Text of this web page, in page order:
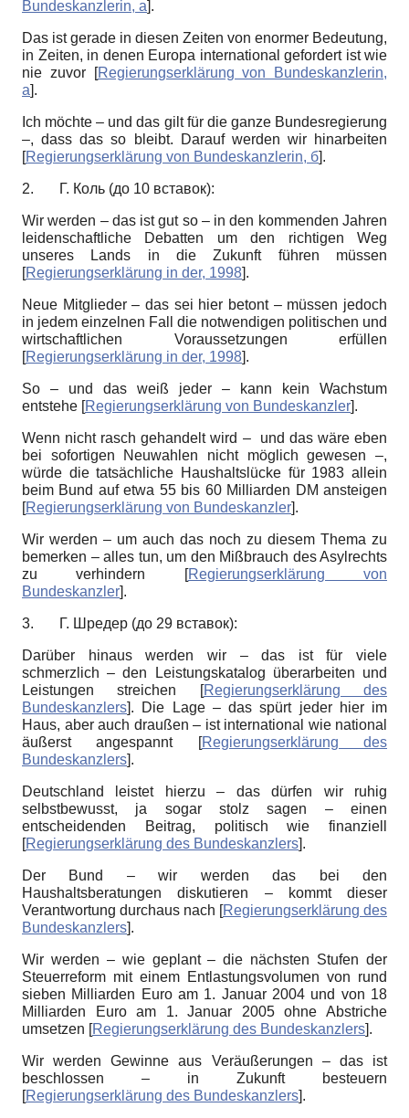
Bundeskanzlerin, а].
Das ist gerade in diesen Zeiten von enormer Bedeutung,
in Zeiten, in denen Europa international gefordert ist wie
nie zuvor
[Regierungserklärung von Bundeskanzlerin,
а].
Ich möchte – und das gilt für die ganze Bundesregierung
–, dass das so bleibt. Darauf werden wir hinarbeiten
[Regierungserklärung von Bundeskanzlerin, б].
2. Г. Коль (до 10 вставок):
Wir werden – das ist gut so – in den kommenden Jahren
leidenschaftliche Debatten um den richtigen Weg
unseres Lands in die Zukunft führen müssen
[Regierungserklärung in der, 1998].
Neue Mitglieder – das sei hier betont – müssen jedoch
in jedem einzelnen Fall die notwendigen politischen und
wirtschaftlichen Voraussetzungen erfüllen
[Regierungserklärung in der, 1998].
So – und das weiß jeder – kann kein Wachstum
entstehe [Regierungserklärung von Bundeskanzler].
Wenn nicht rasch gehandelt wird – und das wäre eben
bei sofortigen Neuwahlen nicht möglich gewesen –,
würde die tatsächliche Haushaltslücke für 1983 allein
beim Bund auf etwa 55 bis 60 Milliarden DM ansteigen
[Regierungserklärung von Bundeskanzler].
Wir werden – um auch das noch zu diesem Thema zu
bemerken – alles tun, um den Mißbrauch des Asylrechts
zu verhindern
[Regierungserklärung von
Bundeskanzler].
3. Г. Шредер (до 29 вставок):
Darüber hinaus werden wir – das ist für viele
schmerzlich – den Leistungskatalog überarbeiten und
Leistungen streichen
[Regierungserklärung des
Bundeskanzlers]. Die Lage – das spürt jeder hier im
Haus, aber auch draußen – ist international wie national
äußerst angespannt
[Regierungserklärung des
Bundeskanzlers].
Deutschland leistet hierzu – das dürfen wir ruhig
selbstbewusst, ja sogar stolz sagen – einen
entscheidenden Beitrag, politisch wie finanziell
[Regierungserklärung des Bundeskanzlers].
Der Bund – wir werden das bei den
Haushaltsberatungen diskutieren – kommt dieser
Verantwortung durchaus nach [Regierungserklärung des
Bundeskanzlers].
Wir werden – wie geplant – die nächsten Stufen der
Steuerreform mit einem Entlastungsvolumen von rund
sieben Milliarden Euro am 1. Januar 2004 und von 18
Milliarden Euro am 1. Januar 2005 ohne Abstriche
umsetzen [Regierungserklärung des Bundeskanzlers].
Wir werden Gewinne aus Veräußerungen – das ist
beschlossen – in Zukunft besteuern
[Regierungserklärung des Bundeskanzlers].